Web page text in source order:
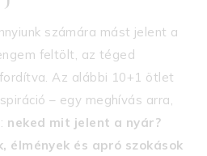
számára mást jelent a
feltölt, az téged
Az alábbi 10+1 ötlet
– egy meghívás arra,
neked mit jelent a nyár?
élmények és apró szokások